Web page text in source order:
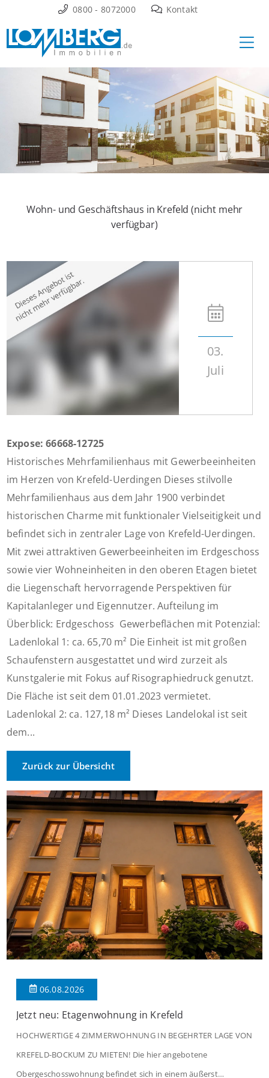
Inhalt
springen
0800 - 8072000 Kontakt
Wohn- und Geschäftshaus in Krefeld (nicht mehr
verfügbar)
03.
Juli
Expose: 66668-12725
Historisches Mehrfamilienhaus mit Gewerbeeinheiten
im Herzen von Krefeld-Uerdingen Dieses stilvolle
Mehrfamilienhaus aus dem Jahr 1900 verbindet
historischen Charme mit funktionaler Vielseitigkeit und
befindet sich in zentraler Lage von Krefeld-Uerdingen.
Mit zwei attraktiven Gewerbeeinheiten im Erdgeschoss
sowie vier Wohneinheiten in den oberen Etagen bietet
die Liegenschaft hervorragende Perspektiven für
Kapitalanleger und Eigennutzer. Aufteilung im
Überblick: Erdgeschoss  Gewerbeflächen mit Potenzial:
 Ladenlokal 1: ca. 65,70 m² Die Einheit ist mit großen
Schaufenstern ausgestattet und wird zurzeit als
Kunstgalerie mit Fokus auf Risographiedruck genutzt.
Die Fläche ist seit dem 01.01.2023 vermietet. 
Ladenlokal 2: ca. 127,18 m² Dieses Landelokal ist seit
dem...
Zurück zur Übersicht
06.08.2026
Jetzt neu: Etagenwohnung in Krefeld
HOCHWERTIGE 4 ZIMMERWOHNUNG IN BEGEHRTER LAGE VON
KREFELD-BOCKUM ZU MIETEN! Die hier angebotene
Obergeschosswohnung befindet sich in einem äußerst